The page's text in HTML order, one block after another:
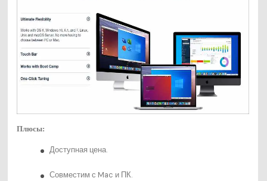
Плюсы:
Доступная цена.
Совместим с Mac и ПК.